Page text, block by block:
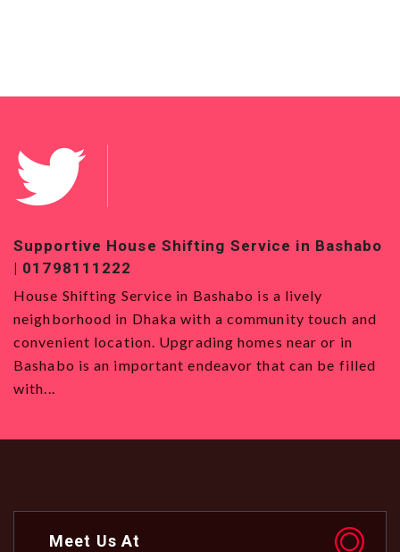
Supportive House Shifting Service in Bashabo
| 01798111222
House Shifting Service in Bashabo is a lively
neighborhood in Dhaka with a community touch and
convenient location. Upgrading homes near or in
Bashabo is an important endeavor that can be filled
with...
Meet Us At